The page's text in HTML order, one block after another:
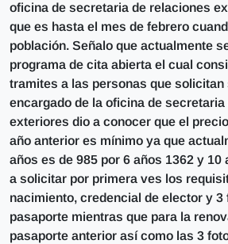
oficina de secretaria de relaciones
que es hasta el mes de febrero
población. Señalo que actualmente
programa de cita abierta el cual
tramites a las personas que solicitan
encargado de la oficina de
exteriores dio a conocer que el
año anterior es mínimo ya que
años es de 985 por 6 años 1362 y 10
a solicitar por primera ves los
nacimiento, credencial de elector y
pasaporte mientras que para la
pasaporte anterior así como las 3